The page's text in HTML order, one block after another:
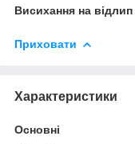
Висихання на відлип
Приховати
Характеристики
Основні